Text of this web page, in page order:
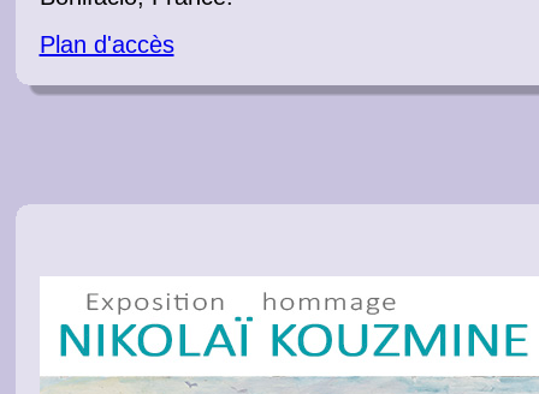
Plan d'accès